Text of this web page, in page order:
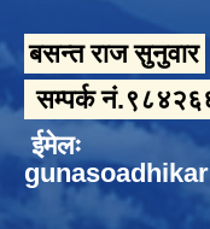
बसन्त राज सुनुवार
सम्पर्क
ईमेलः